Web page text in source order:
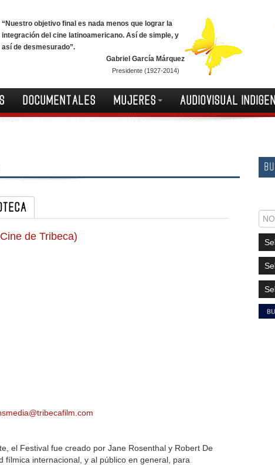
“Nuestro objetivo final es nada menos que lograr la
integración del cine latinoamericano. Así de simple, y
así de desmesurado”.
Gabriel García Márquez
Presidente (1927-2014)
DOCUMENTALES MUJERES AUDIOVISUAL
de Tribeca)
el Festival fue creado por Jane Rosenthal y Robert De
fílmica internacional, y al público en general, para